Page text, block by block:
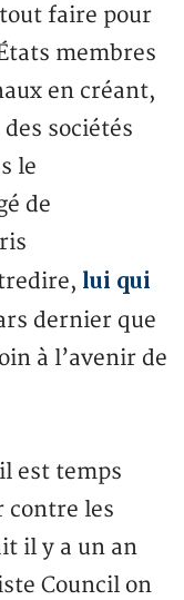
faire pour
membres
en créant,
sociétés
le
de
lui qui
dernier que
à l’avenir de
est temps
contre les
il y a un an
Council on